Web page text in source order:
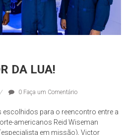
DA LUA!
0 Faça um Comentário
para o reencontro entre a
americanos Reid Wiseman
em missão), Victor